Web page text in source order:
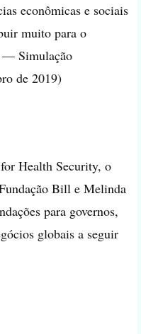
econômicas e sociais
muito para o
— Simulação
de 2019)
Health Security, o
Bill e Melinda
para governos,
globais a seguir